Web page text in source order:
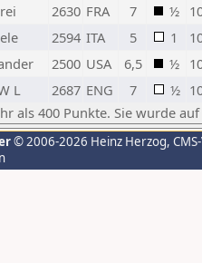
2630 FRA 7 ½
2594 ITA 5 1
2500 USA 6,5 ½
L 2687 ENG 7 ½
als 400 Punkte. Sie wurde
© 2006-2026 Heinz Herzog,